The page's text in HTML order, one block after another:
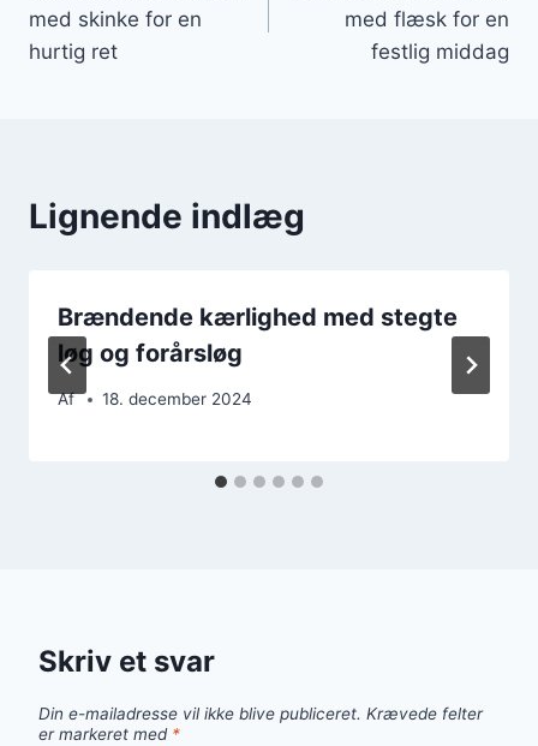
med skinke for en
hurtig ret
med flæsk for en
festlig middag
Lignende indlæg
Brændende kærlighed med stegte
løg og forårsløg
Af 18. december 2024
Skriv et svar
Din e-mailadresse vil ikke blive publiceret. Krævede felter
er markeret med *